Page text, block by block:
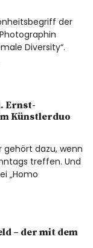
der
Diversity“.
Ernst-
Künstlerduo
gehört dazu, wenn
treffen. Und
„Homo
– der mit dem